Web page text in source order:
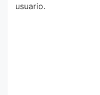
usuario.